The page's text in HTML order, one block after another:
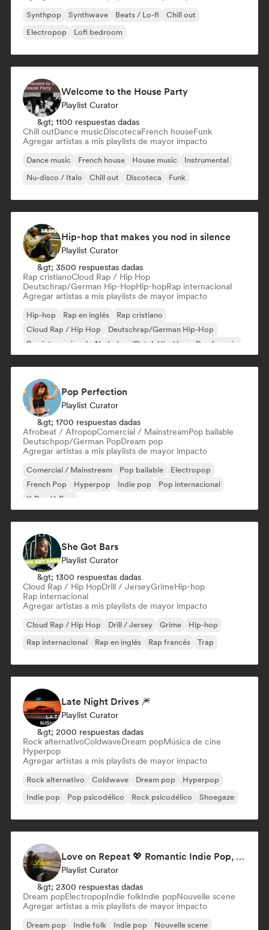
Synthpop Synthwave Beats / Lo-fi
Chill out
Electropop
Lofi bedroom
Welcome to the House Party
Playlist Curator
&gt; 1100 respuestas dadas
Chill outDance musicDiscotecaFrench houseFunk
Agregar artistas a mis playlists de mayor impacto
Dance music French house House music
Instrumental
Nu-disco / Italo
Chill out Discoteca Funk
Hip-hop that makes you nod in silence
Playlist Curator
&gt; 3500 respuestas dadas
Rap cristianoCloud Rap / Hip Hop
Deutschrap/German Hip-HopHip-hopRap internacional
Agregar artistas a mis playlists de mayor impacto
Hip-hop Rap en inglés
Rap cristiano
Cloud Rap / Hip Hop
Deutschrap/German Hip-Hop
Rap internacional
Nederhop/Dutch Hip-Hop Rap francés
Pop Perfection
Playlist Curator
&gt; 1700 respuestas dadas
Afrobeat / AfropopComercial / MainstreamPop bailable
Deutschpop/German PopDream pop
Agregar artistas a mis playlists de mayor impacto
Comercial / Mainstream Pop bailable
Electropop
French Pop
Hyperpop Indie pop
Pop internacional
K-Pop/J-Pop
She Got Bars
Playlist Curator
&gt; 1300 respuestas dadas
Cloud Rap / Hip HopDrill / JerseyGrimeHip-hop
Rap internacional
Agregar artistas a mis playlists de mayor impacto
Cloud Rap / Hip Hop Drill / Jersey Grime
Hip-hop
Rap internacional
Rap en inglés Rap francés Trap
Late Night Drives 🎆
Playlist Curator
&gt; 2000 respuestas dadas
Rock alternativoColdwaveDream popMúsica de cine
Hyperpop
Agregar artistas a mis playlists de mayor impacto
Rock alternativo Coldwave Dream pop
Hyperpop
Indie pop
Pop psicodélico Rock psicodélico Shoegaze
Love on Repeat 💖 Romantic Indie Pop, Neo Soul & Singer-Songwriter
Playlist Curator
&gt; 2300 respuestas dadas
Dream popElectropopIndie folkIndie popNouvelle scene
Agregar artistas a mis playlists de mayor impacto
Dream pop Indie folk Indie pop Nouvelle scene